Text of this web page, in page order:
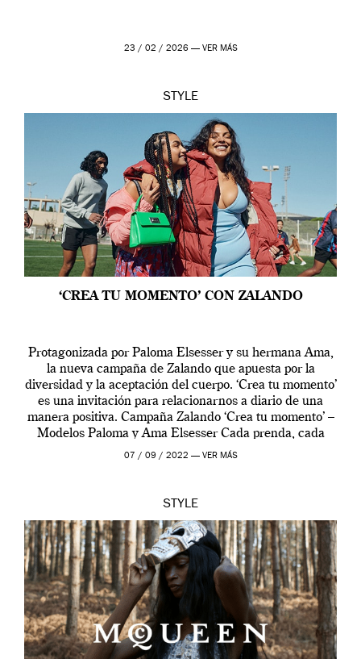
23 / 02 / 2026 — VER MÁS
STYLE
‘CREA TU MOMENTO’ CON ZALANDO
Protagonizada por Paloma Elsesser y su hermana Ama,
la nueva campaña de Zalando que apuesta por la
diversidad y la aceptación del cuerpo. ‘Crea tu momento’
es una invitación para relacionarnos a diario de una
manera positiva. Campaña Zalando ‘Crea tu momento’ –
Modelos Paloma y Ama Elsesser Cada prenda, cada
outfit, cada momento, caracteriza […]
07 / 09 / 2022 — VER MÁS
STYLE